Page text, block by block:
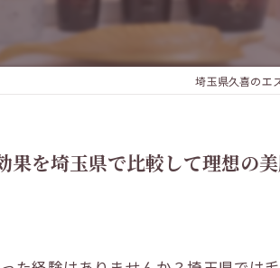
埼玉県久喜のエ
果を埼玉県で比較して理想の